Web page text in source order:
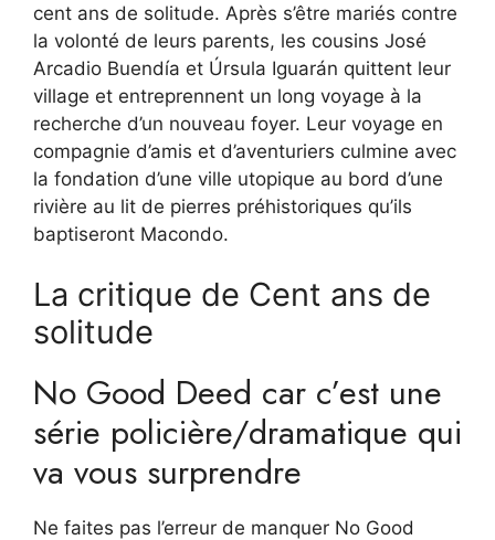
cent ans de solitude. Après s’être mariés contre
la volonté de leurs parents, les cousins ​​José
Arcadio Buendía et Úrsula Iguarán quittent leur
village et entreprennent un long voyage à la
recherche d’un nouveau foyer. Leur voyage en
compagnie d’amis et d’aventuriers culmine avec
la fondation d’une ville utopique au bord d’une
rivière au lit de pierres préhistoriques qu’ils
baptiseront Macondo.
La critique de Cent ans de
solitude
No Good Deed car c’est une
série policière/dramatique qui
va vous surprendre
Ne faites pas l’erreur de manquer No Good